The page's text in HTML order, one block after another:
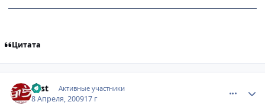
Цитата
Fast Активные участники
8 Апреля, 200917 г